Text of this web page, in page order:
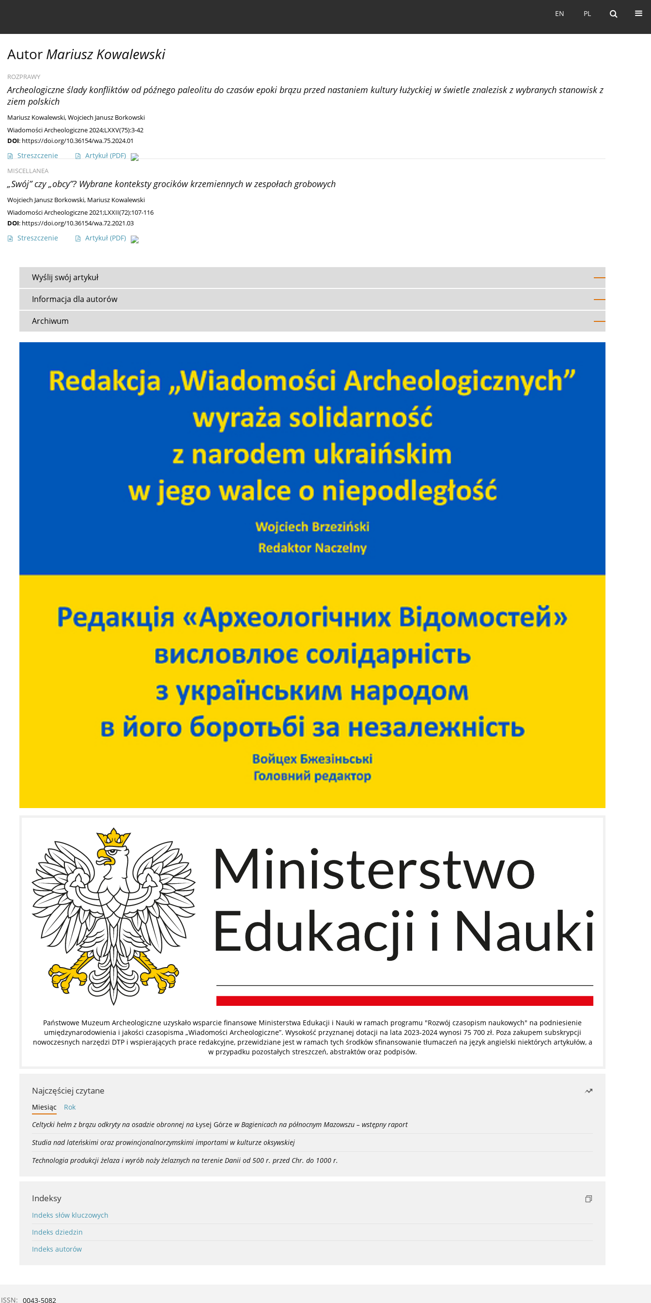
PL
EN PL
EN
Autor Mariusz Kowalewski
ROZPRAWY
Archeologiczne ślady konfliktów od późnego paleolitu do czasów epoki brązu przed nastaniem kultury łużyckiej w świetle znalezisk z wybranych stanowisk z
ziem polskich
Mariusz Kowalewski,Wojciech Janusz Borkowski
Wiadomości Archeologiczne 2024;LXXV(75):3-42
DOI: https://doi.org/10.36154/wa.75.2024.01
Streszczenie Artykuł (PDF)
MISCELLANEA
„Swój” czy „obcy”? Wybrane konteksty grocików krzemiennych w zespołach grobowych
Wojciech Janusz Borkowski, Mariusz Kowalewski
Wiadomości Archeologiczne 2021;LXXII(72):107-116
DOI: https://doi.org/10.36154/wa.72.2021.03
Streszczenie Artykuł (PDF)
Wyślij swój artykuł
Informacja dla autorów
Archiwum
Państwowe Muzeum Archeologiczne uzyskało wsparcie finansowe Ministerstwa Edukacji i Nauki w ramach programu "Rozwój czasopism naukowych" na podniesienie
umiędzynarodowienia i jakości czasopisma „Wiadomości Archeologiczne”. Wysokość przyznanej dotacji na lata 2023-2024 wynosi 75 700 zł. Poza zakupem subskrypcji
nowoczesnych narzędzi DTP i wspierających prace redakcyjne, przewidziane jest w ramach tych środków sfinansowanie tłumaczeń na język angielski niektórych artykułów, a
w przypadku pozostałych streszczeń, abstraktów oraz podpisów.
Najczęściej czytane
Miesiąc
Rok
Celtycki hełm z brązu odkryty na osadzie obronnej na Łysej Górze w Bagienicach na północnym Mazowszu – wstępny raport
Studia nad lateńskimi oraz prowincjonalnorzymskimi importami w kulturze oksywskiej
Technologia produkcji żelaza i wyrób noży żelaznych na terenie Danii od 500 r. przed Chr. do 1000 r.
Indeksy
Indeks słów kluczowych
Indeks dziedzin
Indeks autorów
ISSN: 0043-5082